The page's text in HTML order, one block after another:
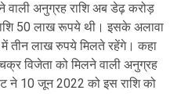
वाली अनुग्रह राशि अब डेढ़ करोड़
50 लाख रूपये थी। इसके अलावा
में तीन लाख रुपये मिलते रहेंगे। कहा
विजेता को मिलने वाली अनुग्रह
ने 10 जून 2022 को इस राशि को